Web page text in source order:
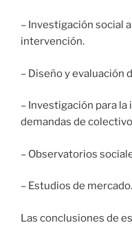
– Investigación social
intervención.
– Diseño y evaluación
– Investigación para
demandas de
– Observatorios
– Estudios de mercado.
Las conclusiones de